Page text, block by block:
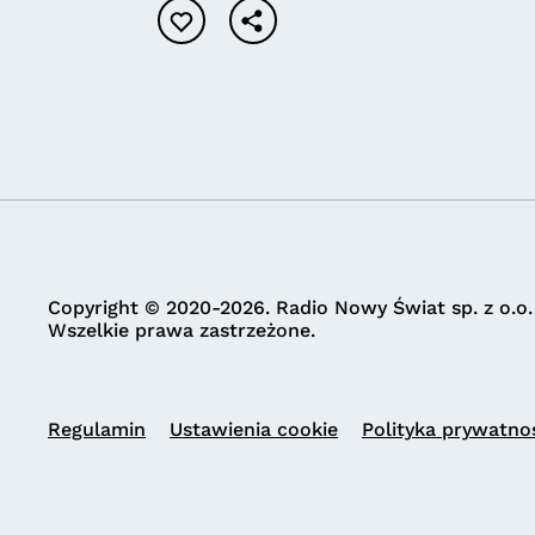
Copyright © 2020-2026. Radio Nowy Świat sp. z o.o.
Wszelkie prawa zastrzeżone.
Regulamin Ustawienia cookie Polityka